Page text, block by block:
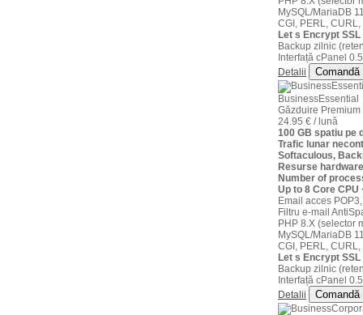
MySQL/MariaDB
CGI, PERL,
Let s Encrypt
Backup zilnic
Interfață cPanel
Detalii
Comandă
BusinessEssential
Găzduire Premium
24.95 € / lună
100 GB spatiu pe
Trafic lunar
Softaculous,
Resurse
Number of
Up to 8 Core CPU
Email acces
Filtru e-mail
PHP 8.X (selector
MySQL/MariaDB
CGI, PERL,
Let s Encrypt
Backup zilnic
Interfață cPanel
Detalii
Comandă